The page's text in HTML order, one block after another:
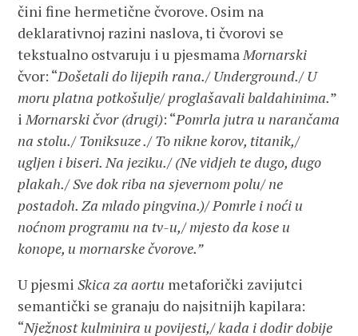
čini fine hermetične čvorove. Osim na
deklarativnoj razini naslova, ti čvorovi se
tekstualno ostvaruju i u pjesmamaMornarski
čvor: “Došetali do lijepih rana./ Underground./ U
moru platna potkošulje/ proglašavali baldahinima.”
iMornarski čvor (drugi): “Pomrla jutra u narančama
na stolu./ Toniksuze ./ To nikne korov, titanik,/
ugljen i biseri. Na jeziku./ (Ne vidjeh te dugo, dugo
plakah./ Sve dok riba na sjevernom polu/ ne
postadoh. Za mlado pingvina.)/ Pomrle i noći u
noćnom programu na tv-u,/ mjesto da kose u
konope, u mornarske čvorove.”
U pjesmiSkica za aortu metaforički zavijutci
semantički se granaju do najsitnijh kapilara:
“Nježnost kulminira u povijesti,/ kada i dodir dobije